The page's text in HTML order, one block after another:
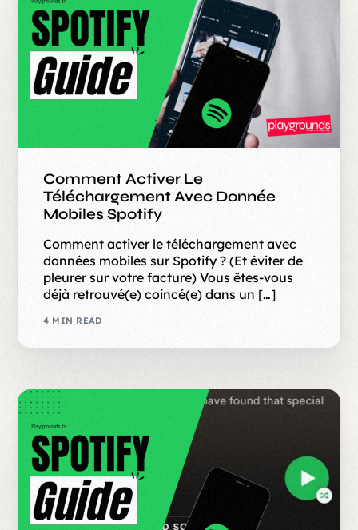
Comment Activer Le
Téléchargement Avec Donnée
Mobiles Spotify
Comment activer le téléchargement avec
données mobiles sur Spotify ? (Et éviter de
pleurer sur votre facture) Vous êtes-vous
déjà retrouvé(e) coincé(e) dans un […]
4 MIN READ